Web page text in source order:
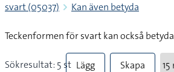
svart (05037) Kan även betyda
Teckenformen för svart kan också betyda
Sökresultat: 5 st Lägg
Skapa